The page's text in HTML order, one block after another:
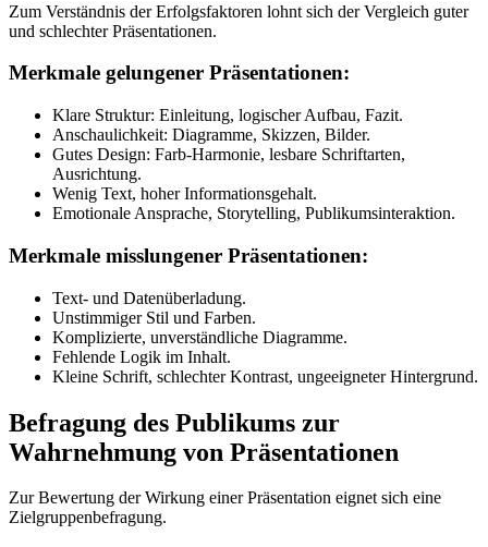
Zum Verständnis der Erfolgsfaktoren lohnt sich der Vergleich guter
und schlechter Präsentationen.
Merkmale gelungener Präsentationen:
Klare Struktur: Einleitung, logischer Aufbau, Fazit.
Anschaulichkeit: Diagramme, Skizzen, Bilder.
Gutes Design: Farb-Harmonie, lesbare Schriftarten,
Ausrichtung.
Wenig Text, hoher Informationsgehalt.
Emotionale Ansprache, Storytelling, Publikumsinteraktion.
Merkmale misslungener Präsentationen:
Text- und Datenüberladung.
Unstimmiger Stil und Farben.
Komplizierte, unverständliche Diagramme.
Fehlende Logik im Inhalt.
Kleine Schrift, schlechter Kontrast, ungeeigneter Hintergrund.
Befragung des Publikums zur
Wahrnehmung von Präsentationen
Zur Bewertung der Wirkung einer Präsentation eignet sich eine
Zielgruppenbefragung.